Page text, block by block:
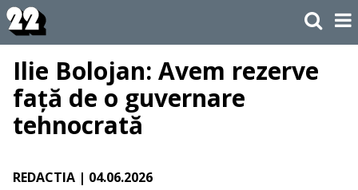
Ilie Bolojan: Avem rezerve
față de o guvernare
tehnocrată
REDACTIA | 04.06.2026